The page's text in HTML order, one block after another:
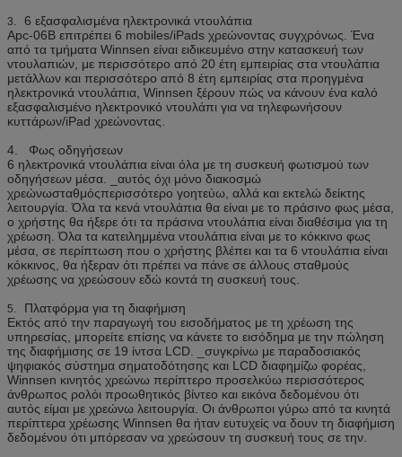
3. 6 εξασφαλισμένα ηλεκτρονικά ντουλάπια
Apc-06B επιτρέπει 6 mobiles/iPads χρεώνοντας συγχρόνως. Ένα
από τα τμήματα Winnsen είναι ειδικευμένο στην κατασκευή των
ντουλαπιών, με περισσότερο από 20 έτη εμπειρίας στα ντουλάπια
μετάλλων και περισσότερο από 8 έτη εμπειρίας στα προηγμένα
ηλεκτρονικά ντουλάπια, Winnsen ξέρουν πώς να κάνουν ένα καλό
εξασφαλισμένο ηλεκτρονικό ντουλάπι για να τηλεφωνήσουν
κυττάρων/iPad χρεώνοντας.
4. Φως οδηγήσεων
6 ηλεκτρονικά ντουλάπια είναι όλα με τη συσκευή φωτισμού των
οδηγήσεων μέσα. _αυτός όχι μόνο διακοσμώ
χρεώνωσταθμόςπερισσότερο γοητεύω, αλλά και εκτελώ δείκτης
λειτουργία. Όλα τα κενά ντουλάπια θα είναι με το πράσινο φως μέσα,
ο χρήστης θα ήξερε ότι τα πράσινα ντουλάπια είναι διαθέσιμα για τη
χρέωση. Όλα τα κατειλημμένα ντουλάπια είναι με το κόκκινο φως
μέσα, σε περίπτωση που ο χρήστης βλέπει και τα 6 ντουλάπια είναι
κόκκινος, θα ήξεραν ότι πρέπει να πάνε σε άλλους σταθμούς
χρέωσης να χρεώσουν εδώ κοντά τη συσκευή τους.
5. Πλατφόρμα για τη διαφήμιση
Εκτός από την παραγωγή του εισοδήματος με τη χρέωση της
υπηρεσίας, μπορείτε επίσης να κάνετε το εισόδημα με την πώληση
της διαφήμισης σε 19 ίντσα LCD. _συγκρίνω με παραδοσιακός
ψηφιακός σύστημα σηματοδότησης και LCD διαφημίζω φορέας,
Winnsen κινητός χρεώνω περίπτερο προσελκύω περισσότερος
άνθρωπος ρολόι προωθητικός βίντεο και εικόνα δεδομένου ότι
αυτός είμαι με χρεώνω λειτουργία. Οι άνθρωποι γύρω από τα κινητά
περίπτερα χρέωσης Winnsen θα ήταν ευτυχείς να δουν τη διαφήμιση
δεδομένου ότι μπόρεσαν να χρεώσουν τη συσκευή τους σε την.